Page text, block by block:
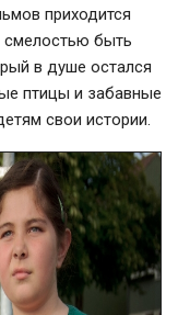
приходится
смелостью быть
в душе остался
птицы и забавные
свои истории.